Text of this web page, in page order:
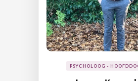
PSYCHOLOOG -